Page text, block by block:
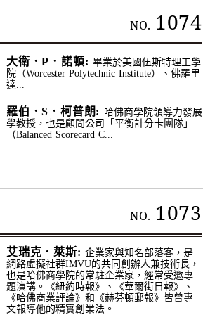
NO. 1074
大衛．P．諾頓: 畢業於美國伍斯特理工學
院（Worcester Polytechnic Institute）、佛羅里
達...
羅伯．S．柯普朗: 哈佛商學院領導力發展
學教授，也是顧問公司「平衡計分卡團隊」
（Balanced Scorecard C...
NO. 1073
艾瑞克．萊斯: 企業家與知名部落客，是
網路虛擬社群IMVU的共同創辦人兼技術長，
也是哈佛商學院的常駐企業家，經常受邀專
題演講。《紐約時報》、《華爾街日報》、
《哈佛商業評論》和《赫芬頓郵報》皆曾專
文報導他的精實創業法。